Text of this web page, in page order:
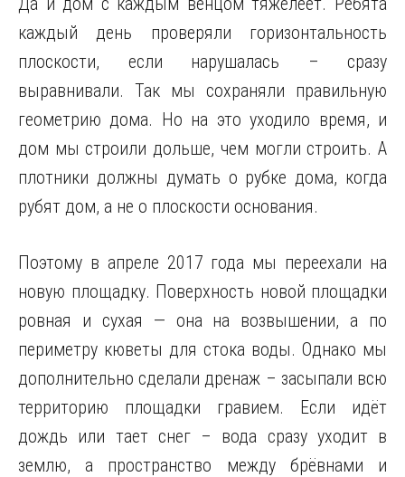
каждый день проверяли горизонтальность
плоскости, если нарушалась – сразу
выравнивали. Так мы сохраняли правильную
геометрию дома. Но на это уходило время, и
дом мы строили дольше, чем могли строить. А
плотники должны думать о рубке дома, когда
рубят дом, а не о плоскости основания.
Поэтому в апреле 2017 года мы переехали на
новую площадку. Поверхность новой площадки
ровная и сухая — она на возвышении, а по
периметру кюветы для стока воды. Однако мы
дополнительно сделали дренаж – засыпали всю
территорию площадки гравием. Если идёт
дождь или тает снег – вода сразу уходит в
землю, а пространство между брёвнами и